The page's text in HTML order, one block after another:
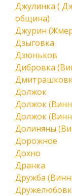
Джулинка (
община)
Джурин
Дзыговка
Дзюньков
Дибровка
Должок
Должок
Должок
Долиняны
Дорожное
Дохно
Дранка
Дружба